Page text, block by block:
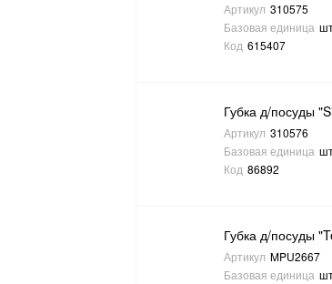
Артикул 310575
Базовая единица
Код 615407
Губка д/посуды
Артикул 310576
Базовая единица
Код 86892
Губка д/посуды
Артикул MPU2667
Базовая единица